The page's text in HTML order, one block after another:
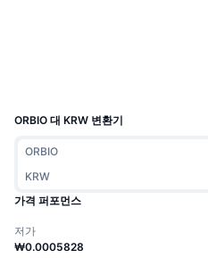
ORBIO 대 KRW 변환기
ORBIO
KRW
가격 퍼포먼스
저가
₩0.0005828